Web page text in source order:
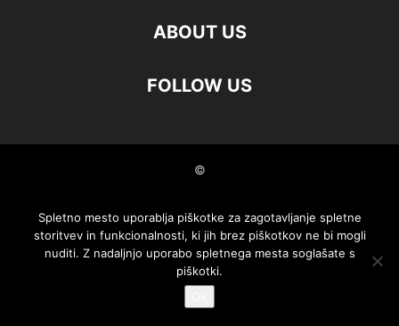
ABOUT US
FOLLOW US
©
Spletno mesto uporablja piškotke za zagotavljanje spletne
storitvev in funkcionalnosti, ki jih brez piškotkov ne bi mogli
nuditi. Z nadaljnjo uporabo spletnega mesta soglašate s
piškotki.